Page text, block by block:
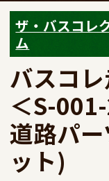
ザ・バスコレ
ム
バスコ
＜S-
道路パ
ット)